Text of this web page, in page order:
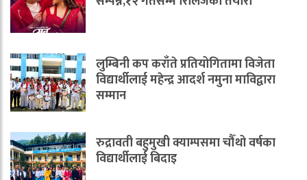
लुम्बिनी कप कराँते प्रतियोगितामा विजेता
विद्यार्थीलाई महेन्द्र आदर्श नमुना माविद्वारा
सम्मान
रुद्रावती बहुमुखी क्याम्पसमा चौँथो वर्षका
विद्यार्थीलाई बिदाइ